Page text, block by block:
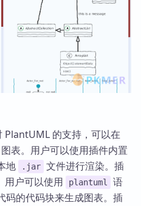
的支持，可以在
表。用户可以使用插件内置
地
.jar 文件进行渲染。插
用户可以使用
plantuml
语
码的代码块来生成图表。插